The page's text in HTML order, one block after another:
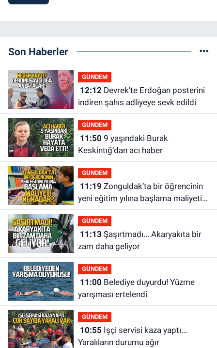
Son Haberler
GÜNDEM
12:12Devrek’te Erdoğan posterini
indiren şahıs adliyeye sevk edildi
GÜNDEM
11:50
Keskintığ’dan acı haber
GÜNDEM
11:19
yeni eğitim yılına başlama maliyeti
ne kadar?
GÜNDEM
11:13
zam daha geliyor
GÜNDEM
11:00
yarışması ertelendi
GÜNDEM
10:55
Yaralıların durumu ağır